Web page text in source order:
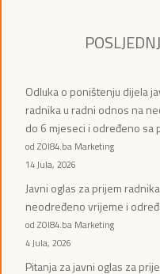
Odluka o poništenju dijela
radnika u radni odnos na
do 6 mjeseci i određeno sa
od ZOI84.ba Marketing
14 Jula, 2026
Javni oglas za prijem
neodređeno vrijeme i
od ZOI84.ba Marketing
4 Jula, 2026
Pitanja za javni oglas za